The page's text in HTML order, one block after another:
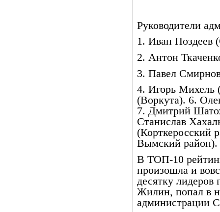
Руководители
1. Иван Поздеев
2. Антон
3. Павел
4. Игорь Михель
(Воркута). 6.
7. Дмитрий
Станислав
(Корткеросский
Вымский район).
В ТОП-10
произошла и
десятку лидеров
Жилин, попал в
администрации